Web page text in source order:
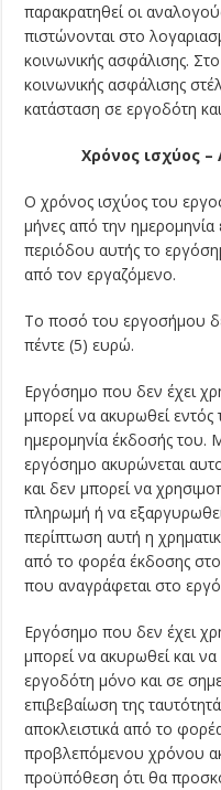
παρακρατηθεί οι
πιστώνονται στο
κοινωνικής ασφάλισης.
κοινωνικής ασφάλισης
κατάσταση σε εργοδότη
Χρόνος ισχύος
Ο χρόνος ισχύος του
μήνες από την
περιόδου αυτής το
από τον εργαζόμενο.
Το ποσό του εργοσήμου
πέντε (5) ευρώ.
Εργόσημο που δεν έχει
μπορεί να ακυρωθεί
ημερομηνία έκδοσής του.
εργόσημο ακυρώνεται
και δεν μπορεί να
πληρωμή ή να
περίπτωση αυτή η
από το φορέα έκδοσης
που αναγράφεται στο
Εργόσημο που δεν έχει
μπορεί να ακυρωθεί και
εργοδότη μόνο και σε
επιβεβαίωση της
αποκλειστικά από το
προβλεπόμενου χρόνου
προϋπόθεση ότι θα